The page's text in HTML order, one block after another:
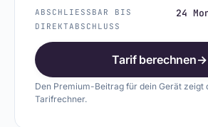
ABSCHLIESSBAR BIS 24
DIREKTABSCHLUSS
Tarif berechnen→
Den Premium-Beitrag für dein Gerät zeigt
Tarifrechner.